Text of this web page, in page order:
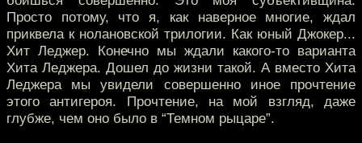
Просто потому, что я, как наверное многие, ждал
приквела к нолановской трилогии. Как юный Джокер...
Хит Леджер. Конечно мы ждали какого-то варианта
Хита Леджера. Дошел до жизни такой. А вместо Хита
Леджера мы увидели совершенно иное прочтение
этого антигероя. Прочтение, на мой взгляд, даже
глубже, чем оно было в “Темном рыцаре”.